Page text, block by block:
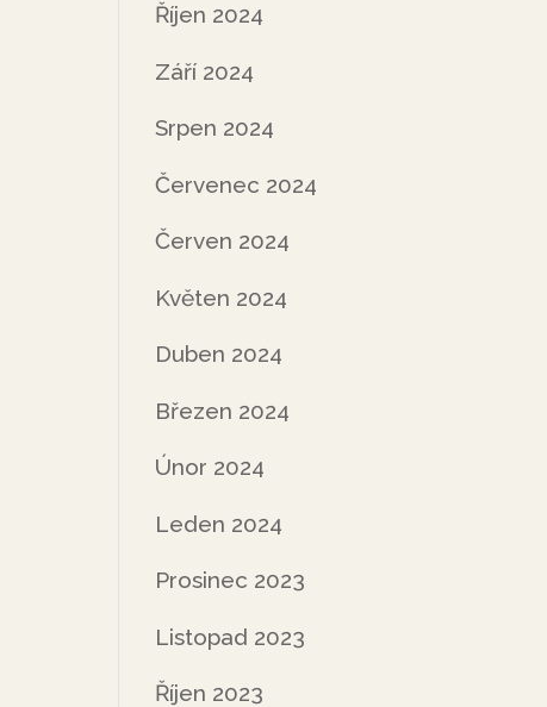
Říjen 2024
Září 2024
Srpen 2024
Červenec 2024
Červen 2024
Květen 2024
Duben 2024
Březen 2024
Únor 2024
Leden 2024
Prosinec 2023
Listopad 2023
Říjen 2023